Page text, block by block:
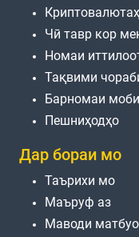
Чӣ тавр кор
Номаи
Тақвими
Барномаи
Пешниҳодҳо
Дар бораи мо
Таърихи мо
Маъруф аз
Маводи